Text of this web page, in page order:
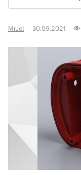
MrJet 30.09.2021